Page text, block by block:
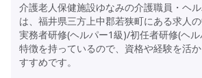
介護老人保健施設ゆなみの介護職員・ヘ
は、福井県三方上中郡若狭町にある求人
実務者研修(ヘルパー1級)/初任者研修(ヘ
特徴を持っているので、資格や経験を活
すすめです。